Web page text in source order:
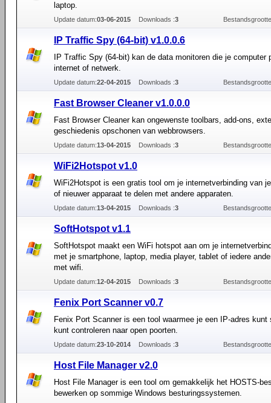
laptop.
Update datum:03-06-2015 Downloads :3
IP Traffic Spy (64-bit) v1.0.0.6
IP Traffic Spy (64-bit) kan de data monitoren die je computer
internet of netwerk.
Update datum:22-04-2015 Downloads :3
Fast Browser Cleaner v1.0.0.0
Fast Browser Cleaner kan ongewenste toolbars, add-ons,
geschiedenis opschonen van webbrowsers.
Update datum:13-04-2015 Downloads :3
WiFi2Hotspot v1.0
WiFi2Hotspot is een gratis tool om je internetverbinding van
of nieuwer apparaat te delen met andere apparaten.
Update datum:13-04-2015 Downloads :3
SoftHotspot v1.1
SoftHotspot maakt een WiFi hotspot aan om je
met je smartphone, laptop, media player, tablet of iedere
met wifi.
Update datum:12-04-2015 Downloads :3
Fenix Port Scanner v0.7
Fenix Port Scanner is een tool waarmee je een IP-adres kunt
kunt controleren naar open poorten.
Update datum:23-10-2014 Downloads :3
Host File Manager v2.0
Host File Manager is een tool om gemakkelijk het HOSTS-
bewerken op sommige Windows besturingssystemen.